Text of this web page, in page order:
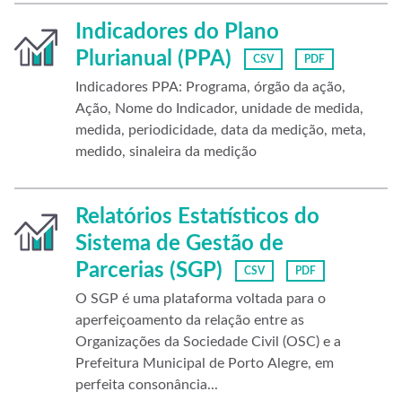
Indicadores do Plano
Plurianual (PPA)
CSV PDF
Indicadores PPA: Programa, órgão da ação,
Ação, Nome do Indicador, unidade de medida,
medida, periodicidade, data da medição, meta,
medido, sinaleira da medição
Relatórios Estatísticos do
Sistema de Gestão de
Parcerias (SGP)
CSV PDF
O SGP é uma plataforma voltada para o
aperfeiçoamento da relação entre as
Organizações da Sociedade Civil (OSC) e a
Prefeitura Municipal de Porto Alegre, em
perfeita consonância...